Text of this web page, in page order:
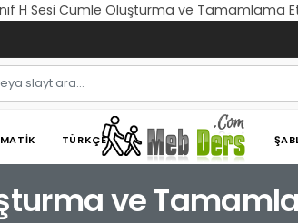
H Sesi Cümle Oluşturma ve Tamamlama
TÜRKÇE
ve